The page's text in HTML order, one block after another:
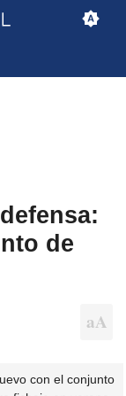
de
con el conjunto